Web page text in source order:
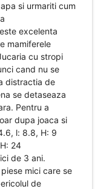
si urmariti cum
excelenta
mamiferele
cu stropi
cand nu se
distractia de
se detaseaza
Pentru a
dupa joaca si
l: 8.8, H: 9
24
de 3 ani.
mici care se
de